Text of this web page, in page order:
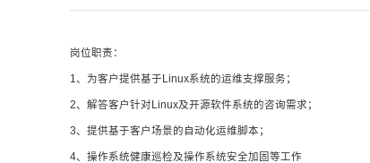
岗位职责：
1、为客户提供基于Linux系统的运维支撑服务；
2、解答客户针对Linux及开源软件系统的咨询需求；
3、提供基于客户场景的自动化运维脚本；
4、操作系统健康巡检及操作系统安全加固等工作